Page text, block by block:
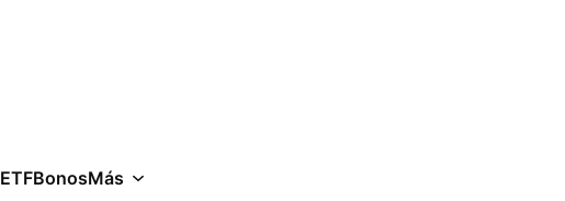
ETFBonosMás